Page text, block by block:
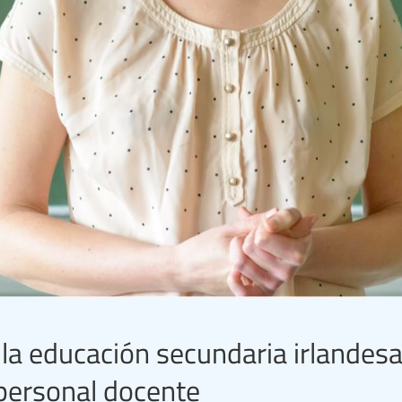
educación secundaria irlandesa
docente